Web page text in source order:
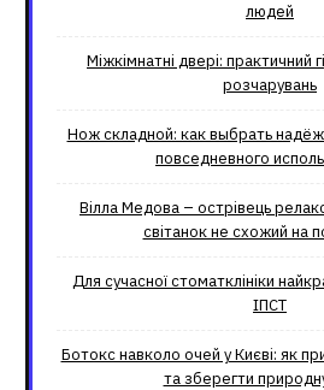
людей
Міжкімнатні двері: практичний
розчарувань
Нож складной: как выбрать
повседневного
Вілла Медова – острівець
світанок не схожий на
Для сучасної стоматклініки
ІПСТ
Ботокс навколо очей у Києві: як
та зберегти